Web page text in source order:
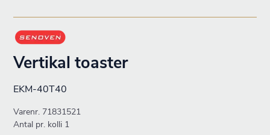
Vertikal toaster
EKM-40T40
Varenr. 71831521
Antal pr. kolli 1